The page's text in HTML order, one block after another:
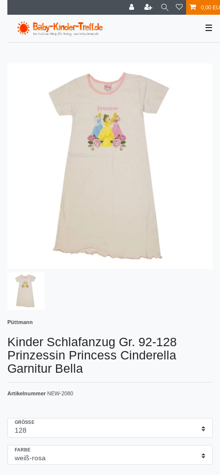
0,00
☰
Püttmann
Kinder Schlafanzug Gr. 92-128
Prinzessin Princess Cinderella
Garnitur Bella
Artikelnummer NEW-2080
GRÖSSE
FARBE